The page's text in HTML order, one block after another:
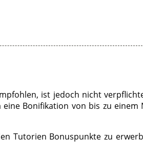
ist jedoch nicht
Bonifikation von bis zu
Tutorien Bonuspunkte zu